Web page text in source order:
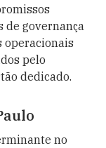
de governança
operacionais
pelo
dedicado.
no